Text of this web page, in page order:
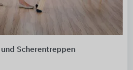
Scherentreppen